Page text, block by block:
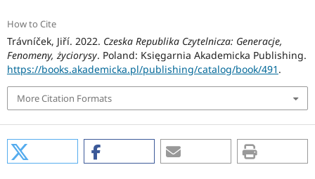
How to Cite
Trávníček, Jiří. 2022. Czeska Republika Czytelnicza: Generacje,
Fenomeny, życiorysy. Poland: Księgarnia Akademicka Publishing.
https://books.akademicka.pl/publishing/catalog/book/491 .
More Citation Formats